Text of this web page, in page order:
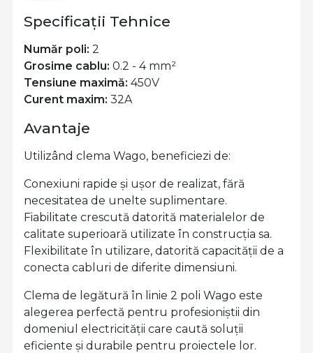
Specificații Tehnice
Număr poli: 2
Grosime cablu: 0.2 - 4 mm²
Tensiune maximă: 450V
Curent maxim: 32A
Avantaje
Utilizând clema Wago, beneficiezi de:
Conexiuni rapide și ușor de realizat, fără
necesitatea de unelte suplimentare.
Fiabilitate crescută datorită materialelor de
calitate superioară utilizate în construcția sa.
Flexibilitate în utilizare, datorită capacității de a
conecta cabluri de diferite dimensiuni.
Clema de legătură în linie 2 poli Wago este
alegerea perfectă pentru profesioniștii din
domeniul electricității care caută soluții
eficiente și durabile pentru proiectele lor.